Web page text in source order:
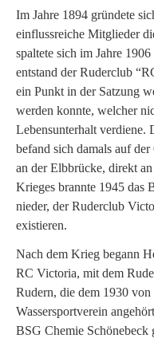
Im Jahre 1894 gründete
einflussreiche Mitglieder
spaltete sich im Jahre
entstand der Ruderclub
ein Punkt in der Satzung
werden konnte, welcher
Lebensunterhalt verdiene.
befand sich damals auf
an der Elbbrücke, direkt
Krieges brannte 1945 das
nieder, der Ruderclub
existieren.
Nach dem Krieg begann
RC Victoria, mit dem
Rudern, die dem 1930 von
Wassersportverein
BSG Chemie Schönebeck